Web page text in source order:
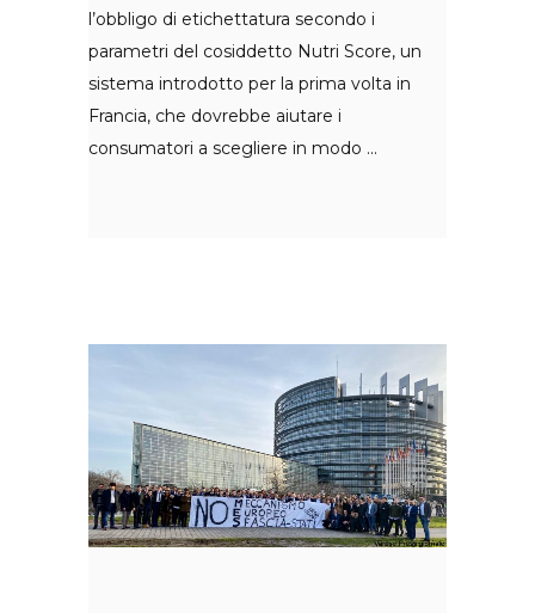
l’obbligo di etichettatura secondo i
parametri del cosiddetto Nutri Score, un
sistema introdotto per la prima volta in
Francia, che dovrebbe aiutare i
consumatori a scegliere in modo